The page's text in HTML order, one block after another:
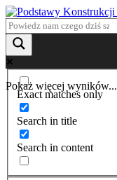
Pokaż więcej wyników...
Exact matches only
Search in title
Search in content